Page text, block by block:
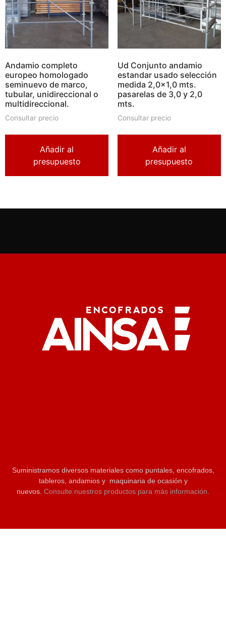
Andamio completo
europeo homologado
seminuevo de marco,
tubular, unidireccional o
multidireccional.
Consultar precio
Añadir al
presupuesto
Ud Conjunto andamio
estandar usado selección
medida 2,0×1,0 mts.
pasarelas de 3,0 y 2,0
mts.
Consultar precio
Añadir al
presupuesto
Suministramos diversos materiales como puntales, encofrados,
tableros, andamios y maquinaria de ocasión y
nuevos. Consulte nuestros productos para más información.